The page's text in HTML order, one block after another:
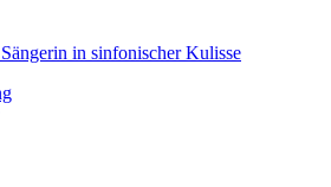
in sinfonischer Kulisse